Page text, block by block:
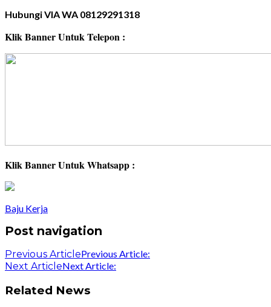
Hubungi VIA WA 08129291318
Klik Banner Untuk Telepon :
Klik Banner Untuk Whatsapp :
Baju Kerja
Post navigation
Previous ArticlePrevious Article:
Next ArticleNext Article:
Related News